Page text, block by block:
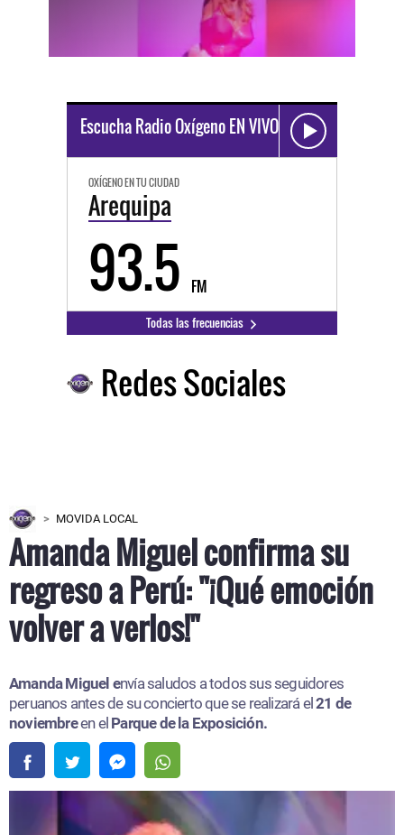
Escucha Radio Oxígeno EN VIVO
OXÍGENO EN TU CIUDAD
Arequipa
93.5 FM
Todas las frecuencias
Redes Sociales
MOVIDA LOCAL
Amanda Miguel confirma su
regreso a Perú: "¡Qué emoción
volver a verlos!"
Amanda Miguel envía saludos a todos sus seguidores
peruanos antes de su concierto que se realizará el21 de
noviembreen el Parque de la Exposición.